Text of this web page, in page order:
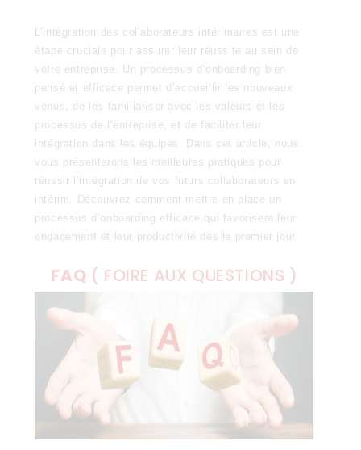
L’intégration des collaborateurs intérimaires est une
étape cruciale pour assurer leur réussite au sein de
votre entreprise. Un processus d’onboarding bien
pensé et efficace permet d’accueillir les nouveaux
venus, de les familiariser avec les valeurs et les
processus de l’entreprise, et de faciliter leur
intégration dans les équipes. Dans cet article, nous
vous présenterons les meilleures pratiques pour
réussir l’intégration de vos futurs collaborateurs en
intérim. Découvrez comment mettre en place un
processus d’onboarding efficace qui favorisera leur
engagement et leur productivité dès le premier jour.
FAQ ( FOIRE AUX QUESTIONS )